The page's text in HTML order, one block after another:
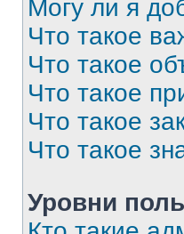
Могу ли я
Что такое
Что такое
Что такое
Что такое
Что такое
Уровни